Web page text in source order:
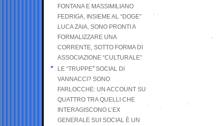
FONTANA E MASSIMILIANO
FEDRIGA, INSIEME AL “DOGE”
LUCA ZAIA, SONO PRONTI A
FORMALIZZARE UNA
CORRENTE, SOTTO FORMA DI
ASSOCIAZIONE “CULTURALE”
LE “TRUPPE” SOCIAL DI
VANNACCI? SONO
FARLOCCHE: UN ACCOUNT SU
QUATTRO TRA QUELLI CHE
INTERAGISCONO L’EX
GENERALE SUI SOCIAL È UN